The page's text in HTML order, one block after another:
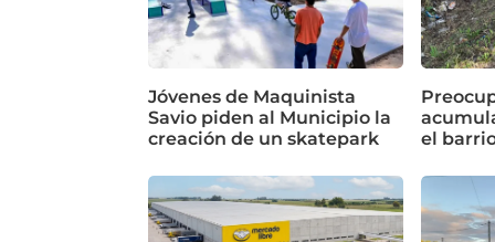
Jóvenes de Maquinista
Savio piden al Municipio la
creación de un skatepark
el